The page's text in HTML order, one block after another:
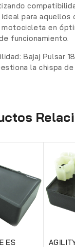
para aquellos
motocicleta en
funcionamiento.
Bajaj Pulsar
la chispa
ES